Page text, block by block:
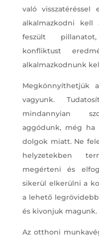
való
alkalmazkodni kell
feszült
konfliktust
alkalmazkodnunk
Megkönnyíthetjük
vagyunk.
mindannyian
aggódunk, még
dolgok miatt. Ne
helyzetekben
megérteni és
sikerül elkerülni a
a lehető
és kivonjuk magunk.
Az otthoni